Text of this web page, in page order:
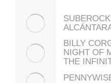
BILLY
NIGHT OF
THE